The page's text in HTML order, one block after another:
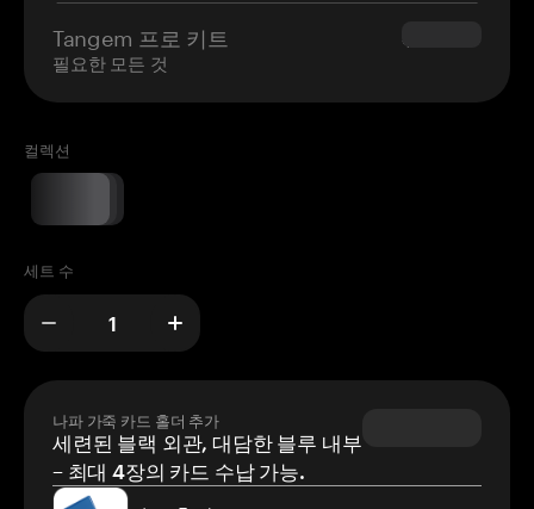
Tangem 프로 키트
필요한 모든 것
$180.00
컬렉션
세트 수
나파 가죽 카드 홀더 추가
세련된 블랙 외관, 대담한 블루 내부
– 최대 4장의 카드 수납 가능.